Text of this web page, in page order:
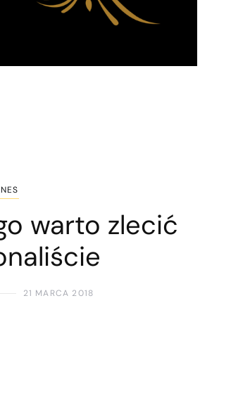
warto zlecić
21 MARCA 2018